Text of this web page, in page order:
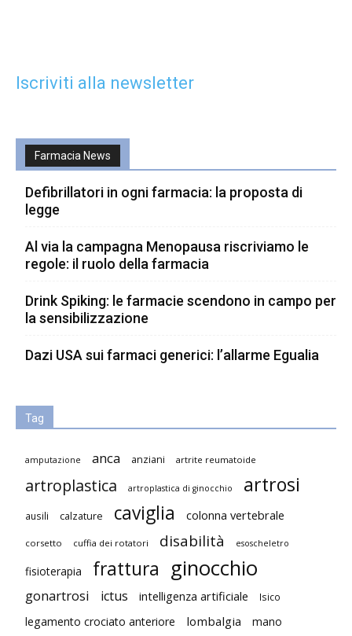
Iscriviti alla newsletter
Farmacia News
Defibrillatori in ogni farmacia: la proposta di
legge
Al via la campagna Menopausa riscriviamo le
regole: il ruolo della farmacia
Drink Spiking: le farmacie scendono in campo per
la sensibilizzazione
Dazi USA sui farmaci generici: l’allarme Egualia
Tag
amputazione anca anziani artrite reumatoide
artroplastica artroplastica di ginocchio artrosi
ausili calzature caviglia colonna vertebrale
corsetto cuffia dei rotatori disabilità esoscheletro
fisioterapia frattura ginocchio
gonartrosi ictus intelligenza artificiale Isico
legamento crociato anteriore lombalgia
mano